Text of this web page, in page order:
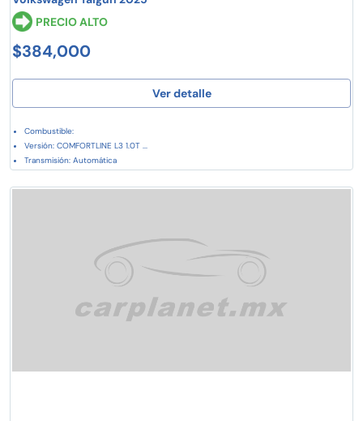
PRECIO ALTO
$384,000
Ver detalle
Combustible:
Versión: COMFORTLINE L3 1.0T ...
Transmisión: Automática